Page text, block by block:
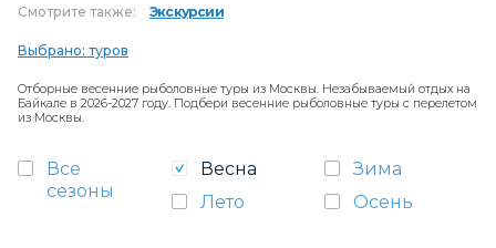
Смотрите также: Экскурсии
Выбрано: туров
Отборные весенние рыболовные туры из Москвы. Незабываемый отдых на
Байкале в 2026-2027 году. Подбери весенние рыболовные туры с перелетом
из Москвы.
Все
сезоны
Весна
Зима
Лето
Осень